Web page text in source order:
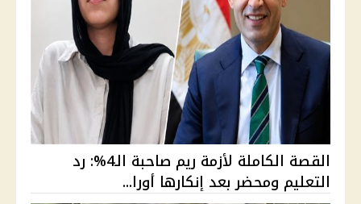
القصة الكاملة لأزمة ريم صاحبة الـ4%: رد
التعليم ومحضر بعد إنكارها أورا...